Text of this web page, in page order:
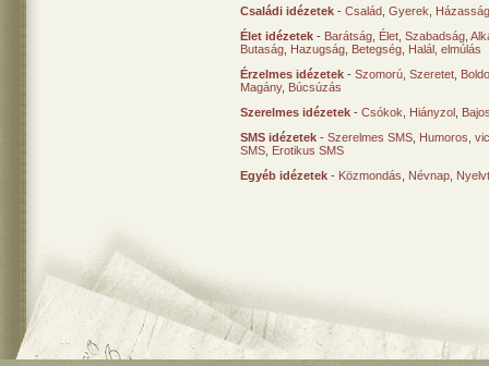
Családi idézetek - Család Gyerek
Élet idézetek - Barátság Élet Szabadság
Butaság Hazugság Betegség Halál, elmúlás
Érzelmes idézetek - Szomorú Szeretet
Magány, Búcsúzás
Szerelmes idézetek - Csókok Hiányzol
SMS idézetek - Szerelmes SMS Humoros,
SMS Erotikus SMS
Egyéb idézetek - Közmondás Névnap